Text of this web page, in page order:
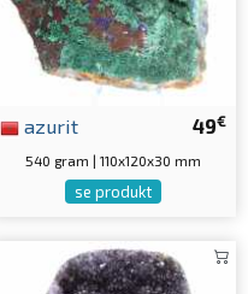
49€
azurit
540 gram | 110x120x30 mm
se produkt